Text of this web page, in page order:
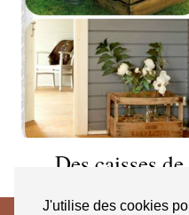
J'utilise des cookies
Des caisses